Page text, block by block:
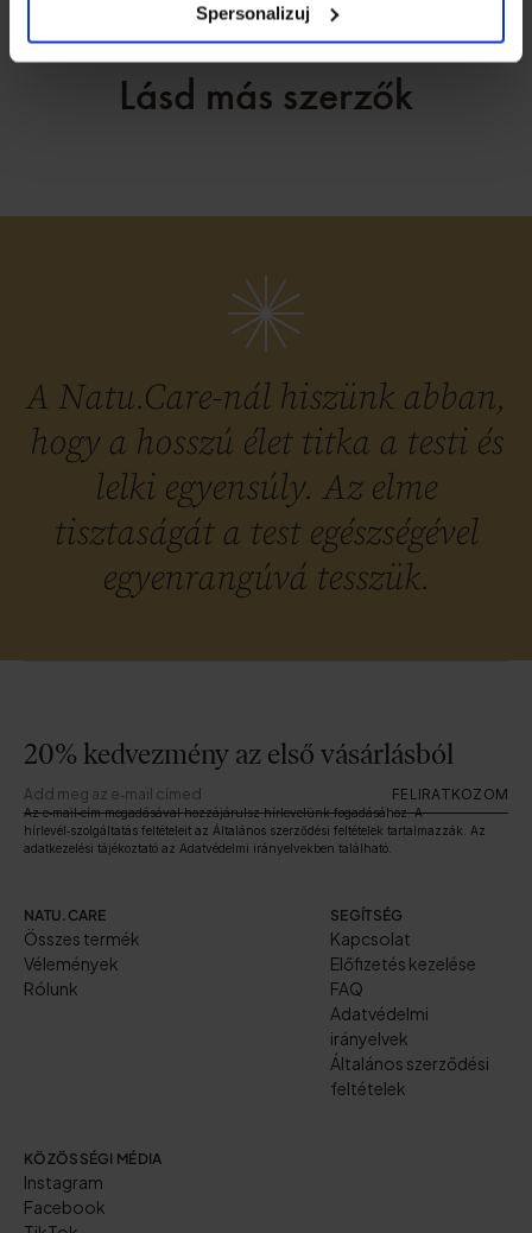
Spersonalizuj
Lásd más szerzők
A Natu.Care-nál hiszünk abban,
hogy a hosszú élet titka a testi és
lelki egyensúly. Az elme
tisztaságát a test egészségével
egyenrangúvá tesszük.
NATU.CARE
Összes termék
Vélemények
Rólunk
SEGÍTSÉG
Kapcsolat
Előfizetés kezelése
FAQ
Adatvédelmi
irányelvek
Általános szerződési
feltételek
KÖZÖSSÉGI MÉDIA
Instagram
Facebook
20% kedvezmény az első vásárlásból
FELIRATKOZOM
Az e‑mail‑cím megadásával hozzájárulsz hírlevelünk fogadásához. A
hírlevél‑szolgáltatás feltételeit az Általános szerződési feltételek tartalmazzák. Az
adatkezelési tájékoztató az Adatvédelmi irányelvekben található.